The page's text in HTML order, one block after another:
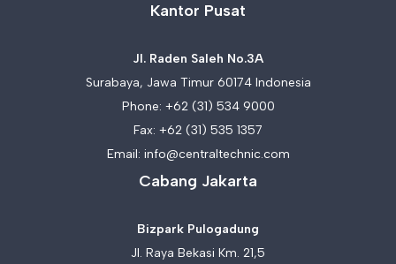
Kantor Pusat
Jl. Raden Saleh No.3A
Surabaya, Jawa Timur 60174 Indonesia
Phone: +62 (31) 534 9000
Fax: +62 (31) 535 1357
Email: info@centraltechnic.com
Cabang Jakarta
Bizpark Pulogadung
Jl. Raya Bekasi Km. 21,5